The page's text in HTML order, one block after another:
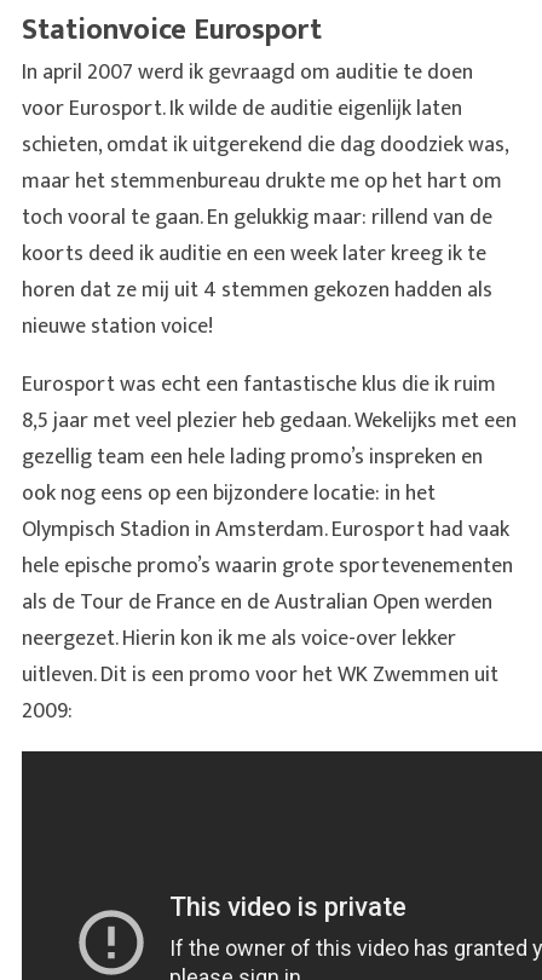
Stationvoice Eurosport
In april 2007 werd ik gevraagd om auditie te doen
voor Eurosport. Ik wilde de auditie eigenlijk laten
schieten, omdat ik uitgerekend die dag doodziek was,
maar het stemmenbureau drukte me op het hart om
toch vooral te gaan. En gelukkig maar: rillend van de
koorts deed ik auditie en een week later kreeg ik te
horen dat ze mij uit 4 stemmen gekozen hadden als
nieuwe station voice!
Eurosport was echt een fantastische klus die ik ruim
8,5 jaar met veel plezier heb gedaan. Wekelijks met een
gezellig team een hele lading promo’s inspreken en
ook nog eens op een bijzondere locatie: in het
Olympisch Stadion in Amsterdam. Eurosport had vaak
hele epische promo’s waarin grote sportevenementen
als de Tour de France en de Australian Open werden
neergezet. Hierin kon ik me als voice-over lekker
uitleven. Dit is een promo voor het WK Zwemmen uit
2009: